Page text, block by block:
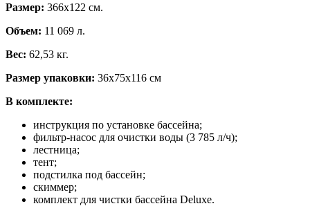
Размер: 366х122 см.
Объем: 11 069 л.
Вес: 62,53 кг.
Размер упаковки: 36х75х116 см
В комплекте:
инструкция по установке бассейна;
фильтр-насос для очистки воды (3 785 л/ч);
лестница;
тент;
подстилка под бассейн;
скиммер;
комплект для чистки бассейна Deluxе.